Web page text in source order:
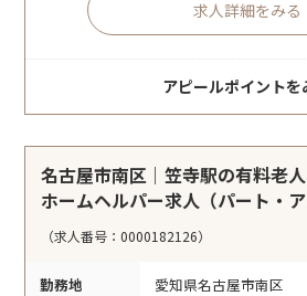
求人詳細をみる
アピールポイントを
名古屋市南区｜笠寺駅の有料老
ホームヘルパー求人（パート・ア
（求人番号：0000182126）
勤務地 愛知県名古屋市南区